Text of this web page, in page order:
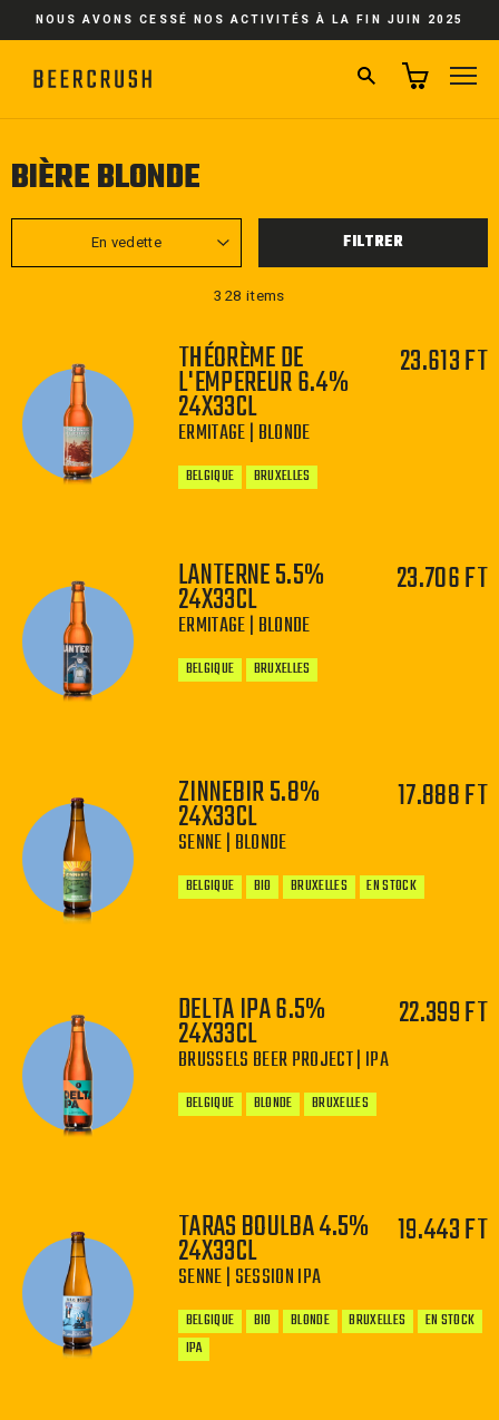
PasserNOUS AVONS CESSÉ NOS ACTIVITÉS À LA FIN JUIN 2025
RECHERCHER
BIÈRE BLONDE
FILTRER
328 items
THÉORÈME DE
L'EMPEREUR 6.4%
24X33CL
ERMITAGE | BLONDE
23.613 FT
BELGIQUE BRUXELLES
− +
LANTERNE 5.5%
24X33CL
ERMITAGE | BLONDE
23.706 FT
BELGIQUE BRUXELLES
−
ZINNEBIR 5.8%
24X33CL
SENNE | BLONDE
17.888 FT
BELGIQUE BIO BRUXELLES EN STOCK
−
DELTA IPA 6.5%
24X33CL
BRUSSELS BEER PROJECT | IPA
22.399 FT
BELGIQUE BLONDE BRUXELLES
−
TARAS BOULBA 4.5%
24X33CL
SENNE | SESSION IPA
19.443 FT
BELGIQUE BIO BLONDE BRUXELLES
EN STOCK
IPA